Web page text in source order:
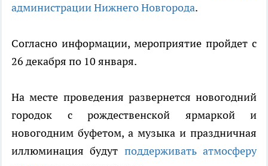
администрации Нижнего Новгорода.
Согласно информации, мероприятие пройдет с
26 декабря по 10 января.
На месте проведения развернется новогодний
городок с рождественской ярмаркой и
новогодним буфетом, а музыка и праздничная
иллюминация будут поддерживать атмосферу